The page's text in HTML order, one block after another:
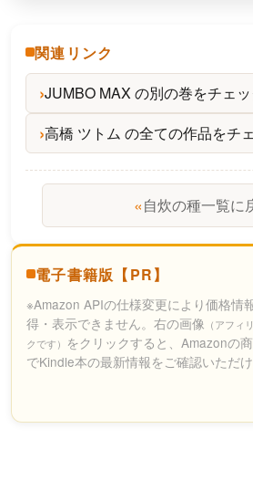
関連リンク
JUMBO MAX の別の巻をチェ
高橋 ツトム の全ての作品をチ
«自炊の種一覧に
電子書籍版【PR】
※Amazon APIの仕様変更により価格情
得・表示できません。右の画像 （アフィ
クです） をクリックすると、Amazonの
でKindle本の最新情報をご確認いただけ